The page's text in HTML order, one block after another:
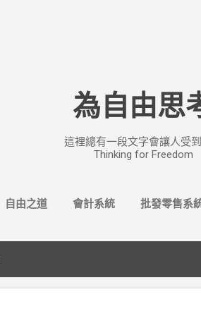
為自由思
這裡總有一段文字會讓人受
Thinking for Freedom
自由之道 會計系統 批發零售系